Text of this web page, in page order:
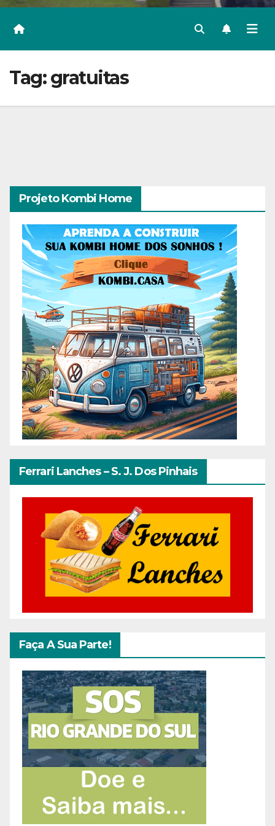
Tag:gratuitas
Projeto Kombi Home
Ferrari Lanches – S. J. Dos Pinhais
Faça A Sua Parte!